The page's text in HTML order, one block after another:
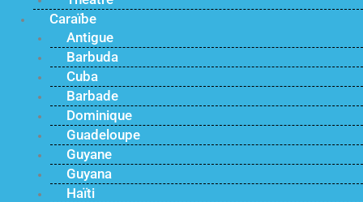
Caraïbe
Antigue
Barbuda
Cuba
Barbade
Dominique
Guadeloupe
Guyane
Guyana
Haïti